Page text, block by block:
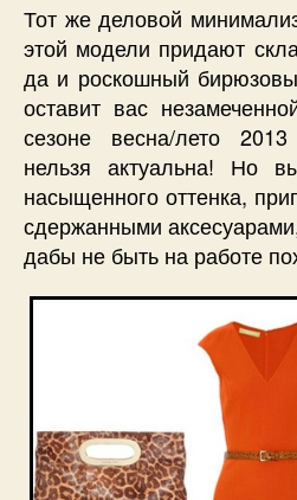
Тот же деловой
этой модели придают
да и роскошный
оставит вас
сезоне весна/лето
нельзя актуальна! Но
насыщенного оттенка,
сдержанными
дабы не быть на работе